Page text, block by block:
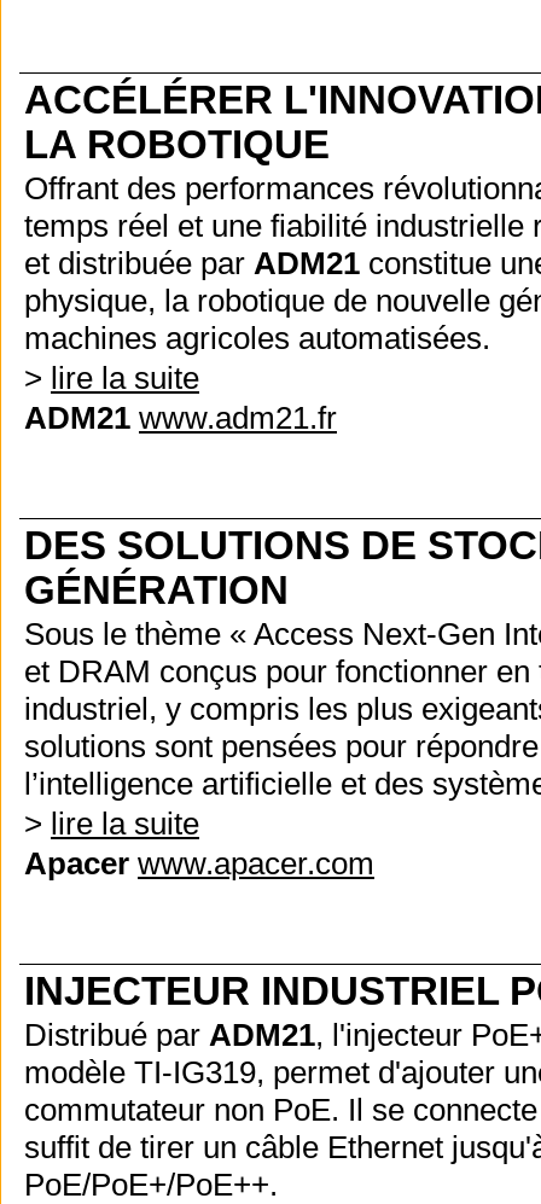
ACCÉLÉRER
LA ROBOTIQUE
Offrant des performances
temps réel et une fiabilité
et distribuée par ADM21 constitue
physique, la robotique de nouvelle
machines agricoles automatisées.
> lire la suite
ADM21 www.adm21.fr
DES SOLUTIONS DE
GÉNÉRATION
Sous le thème « Access Next-Gen
et DRAM conçus pour fonctionner
industriel, y compris les plus
solutions sont pensées pour
l’intelligence artificielle et des
> lire la suite
Apacer www.apacer.com
INJECTEUR INDUSTRIEL
Distribué par ADM21, l'injecteur
modèle TI-IG319, permet d'ajouter
commutateur non PoE. Il se
suffit de tirer un câble Ethernet
PoE/PoE+/PoE++.